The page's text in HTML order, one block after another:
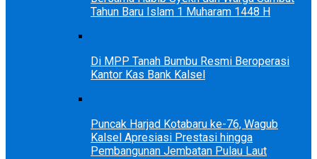
Tahun Baru Islam 1 Muharam 1448 H
Di MPP Tanah Bumbu Resmi Beroperasi
Kantor Kas Bank Kalsel
Puncak Harjad Kotabaru ke-76, Wagub
Kalsel Apresiasi Prestasi hingga
Pembangunan Jembatan Pulau Laut